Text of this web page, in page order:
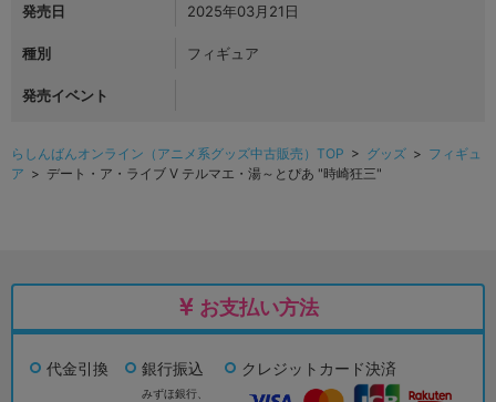
発売日 2025年03月21日
種別 フィギュア
発売イベント
らしんばんオンライン（アニメ系グッズ中古販売）TOP > グッズ > フィギュ
ア > デート・ア・ライブ V テルマエ・湯～とぴあ "時崎狂三"
お支払い方法
代金引換 銀行振込
みずほ銀行、
クレジットカード決済